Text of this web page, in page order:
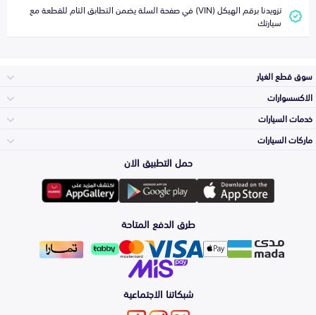
تزويدنا برقم الهيكل (VIN) في صفحة السلة يضمن التطابق التام للقطعة مع
سيارتك
سوق قطع الغيار
المكائن، القيرات
وملحقاتها
الشمعات
والاصطبات (الاضاءة)
الفرامل والأقمشة
الاكسسوارات
لوازم الرحلات
اكسسوارات العناية
الزيوت و السوائل
خدمات السيارات
الأكثر مبيعاً
التلميع والعناية
ماركات السيارات
تويوتا
هيونداي
كيا
حمل التطبيق الان
طرق الدفع المتاحة
شبكاتنا الاجتماعية